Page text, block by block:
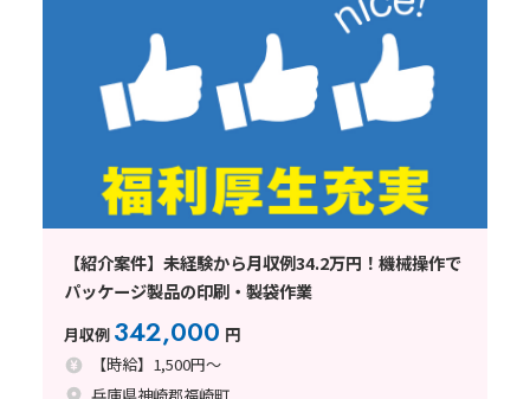
【紹介案件】未経験から月収例34.2万円！機械操作で
パッケージ製品の印刷・製袋作業
月収例 342,000 円
【時給】1,500円～